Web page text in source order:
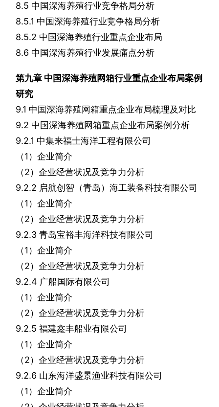
8.5 中国深海养殖行业竞争格局分析
8.5.1 中国深海养殖行业竞争格局分析
8.5.2 中国深海养殖行业重点企业布局
8.6 中国深海养殖行业发展痛点分析
第九章 中国深海养殖网箱行业重点企业布局案例
研究
9.1 中国深海养殖网箱重点企业布局梳理及对比
9.2 中国深海养殖网箱重点企业布局案例分析
9.2.1 中集来福士海洋工程有限公司
（1 ）企业简介
（2）企业经营状况及竞争力分析
9.2.2 启航创智（青岛）海工装备科技有限公司
（1 ）企业简介
（2）企业经营状况及竞争力分析
9.2.3 青岛宝裕丰海洋科技有限公司
（1 ）企业简介
（2）企业经营状况及竞争力分析
9.2.4 广船国际有限公司
（1 ）企业简介
（2）企业经营状况及竞争力分析
9.2.5 福建鑫丰船业有限公司
（1 ）企业简介
（2）企业经营状况及竞争力分析
9.2.6 山东海洋盛景渔业科技有限公司
（1 ）企业简介